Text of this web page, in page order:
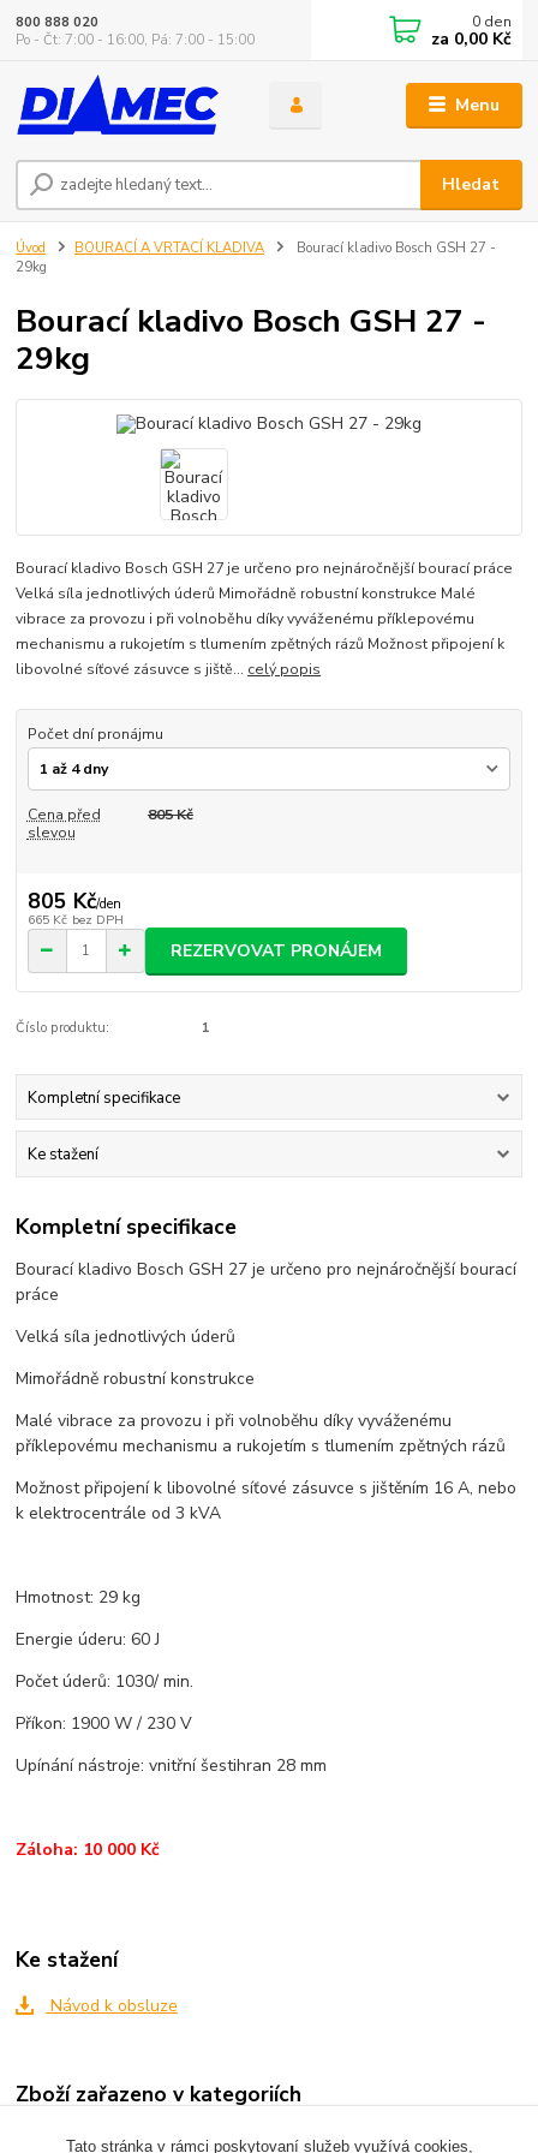
Menu
Hledat
800 888 020
Po - Čt: 7:00 - 16:00, Pá: 7:00 - 15:00
0 den
za 0,00 Kč
Úvod BOURACÍ A VRTACÍ KLADIVA
Bourací kladivo Bosch GSH 27 -
29kg
Bourací kladivo Bosch GSH 27 -
29kg
Bourací kladivo Bosch GSH 27 je určeno pro nejnáročnější bourací práce
Velká síla jednotlivých úderů Mimořádně robustní konstrukce Malé
vibrace za provozu i při volnoběhu díky vyváženému příklepovému
mechanismu a rukojetím s tlumením zpětných rázů Možnost připojení k
libovolné síťové zásuvce s jiště... celý popis
Počet dní pronájmu
Cena před
slevou
805 Kč
805 Kč/den
665 Kč bez DPH
REZERVOVAT PRONÁJEM
Číslo produktu: 1
Kompletní specifikace
Ke stažení
Kompletní specifikace
Bourací kladivo Bosch GSH 27 je určeno pro nejnáročnější bourací
práce
Velká síla jednotlivých úderů
Mimořádně robustní konstrukce
Malé vibrace za provozu i při volnoběhu díky vyváženému
příklepovému mechanismu a rukojetím s tlumením zpětných rázů
Možnost připojení k libovolné síťové zásuvce s jištěním 16 A, nebo
k elektrocentrále od 3 kVA
Hmotnost: 29 kg
Energie úderu: 60 J
Počet úderů: 1030/ min.
Příkon: 1900 W / 230 V
Upínání nástroje: vnitřní šestihran 28 mm
Záloha: 10 000 Kč
Ke stažení
Návod k obsluze
Zboží zařazeno v kategoriích
BOURACÍ A VRTACÍ KLADIVA
Tato stránka v rámci poskytovaní služeb využívá cookies,